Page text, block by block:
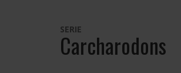
SERIE
Carcharodons